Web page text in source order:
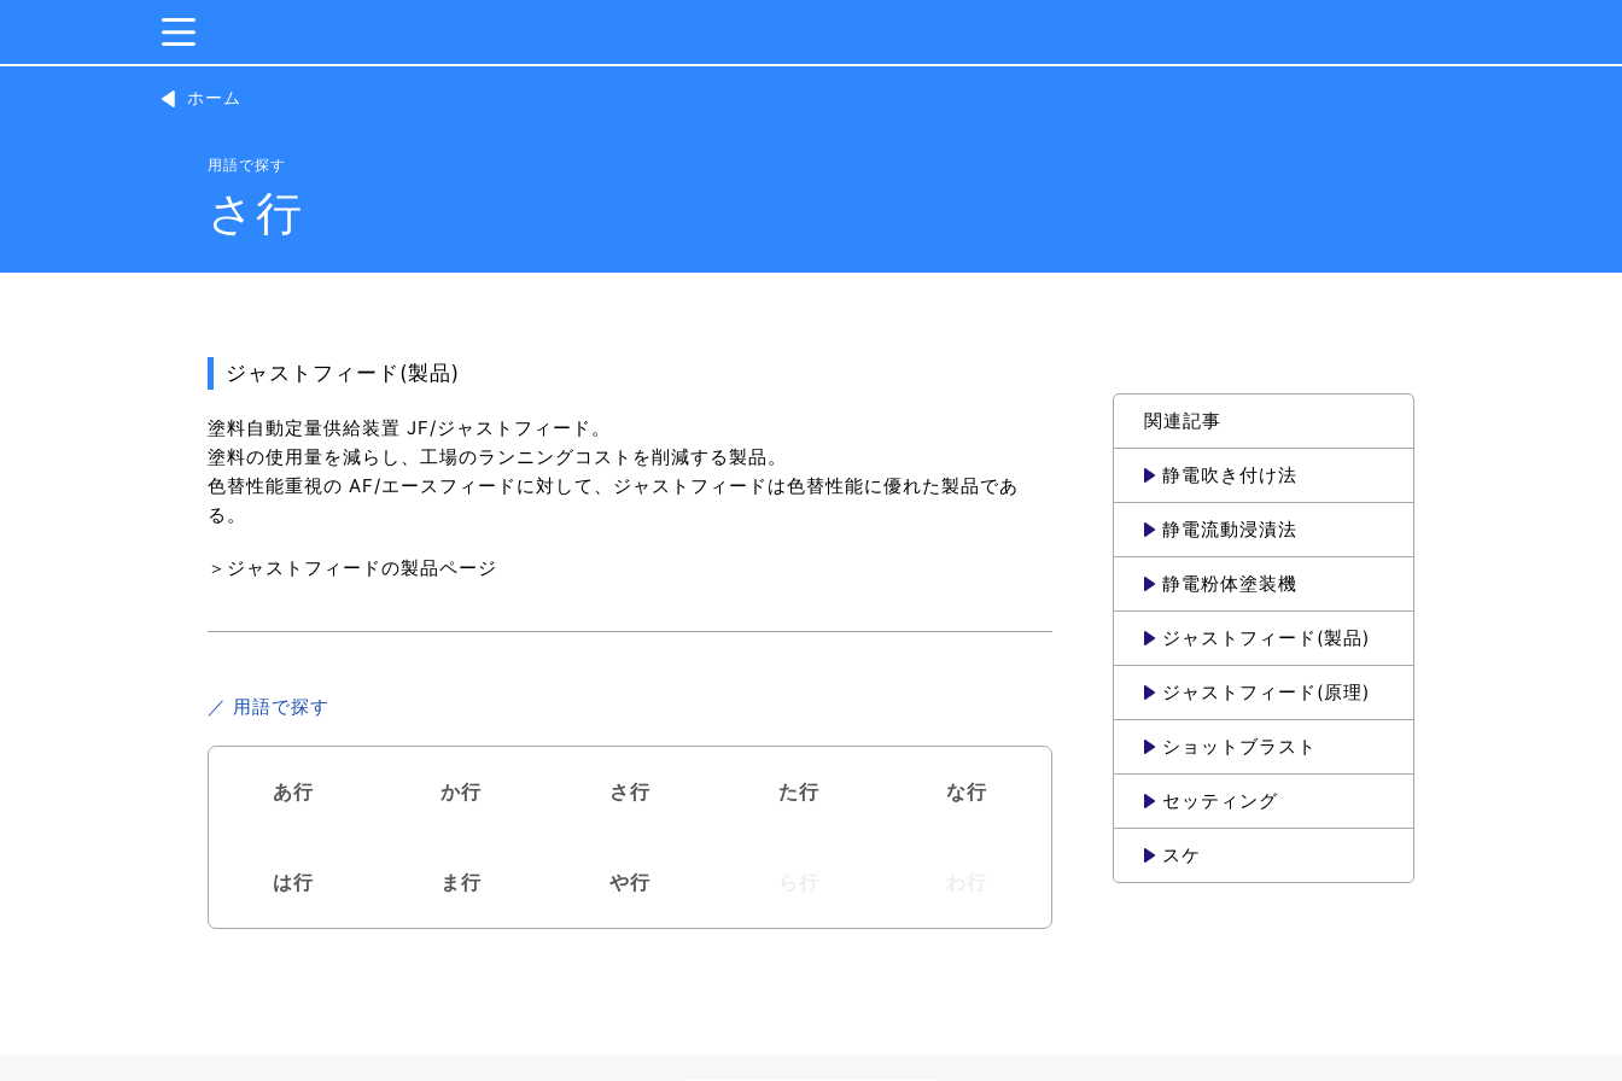
ホーム
用語で探す
さ行
ジャストフィード(製品)
塗料自動定量供給装置 JF/ジャストフィード。
塗料の使用量を減らし、工場のランニングコストを削減する製品。
色替性能重視の AF/エースフィードに対して、ジャストフィードは色替性能に優れた製品であ
る。
＞ジャストフィードの製品ページ
／ 用語で探す
あ行 か行 さ行 た行 な行
は行 ま行 や行
関連記事
静電吹き付け法
静電流動浸漬法
静電粉体塗装機
ジャストフィード(製品)
ジャストフィード(原理)
ショットブラスト
セッティング
スケ